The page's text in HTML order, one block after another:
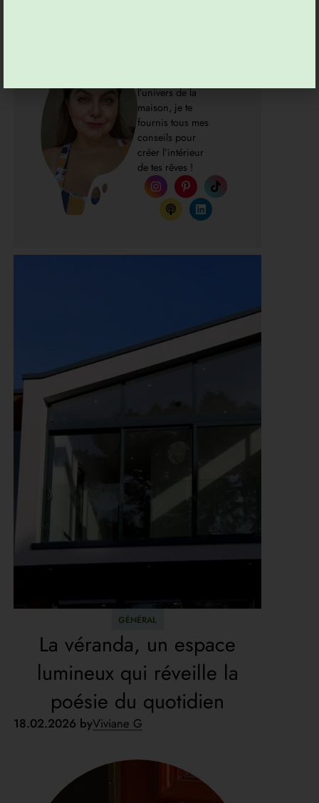
l’univers de la
maison, je te
fournis tous mes
conseils pour
créer l’intérieur
de tes rêves !
GÉNÉRAL
La véranda, un espace
lumineux qui réveille la
poésie du quotidien
18.02.2026 byViviane G